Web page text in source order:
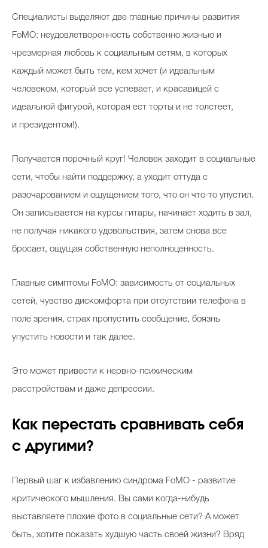
Специалисты выделяют две главные причины развития
FoMO: неудовлетворенность собственно жизнью и
чрезмерная любовь к социальным сетям, в которых
каждый может быть тем, кем хочет (и идеальным
человеком, который все успевает, и красавицей с
идеальной фигурой, которая ест торты и не толстеет,
и президентом!).
Получается порочный круг! Человек заходит в социальные
сети, чтобы найти поддержку, а уходит оттуда с
разочарованием и ощущением того, что он что-то упустил.
Он записывается на курсы гитары, начинает ходить в зал,
не получая никакого удовольствия, затем снова все
бросает, ощущая собственную неполноценность.
Главные симптомы FoMO: зависимость от социальных
сетей, чувство дискомфорта при отсутствии телефона в
поле зрения, страх пропустить сообщение, боязнь
упустить новости и так далее.
Это может привести к нервно-психическим
расстройствам и даже депрессии.
Как перестать сравнивать себя
с другими?
Первый шаг к избавлению синдрома FoMO - развитие
критического мышления. Вы сами когда-нибудь
выставляете плохие фото в социальные сети? А может
быть, хотите показать худшую часть своей жизни? Вряд